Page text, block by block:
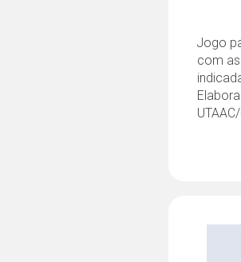
Jogo
com